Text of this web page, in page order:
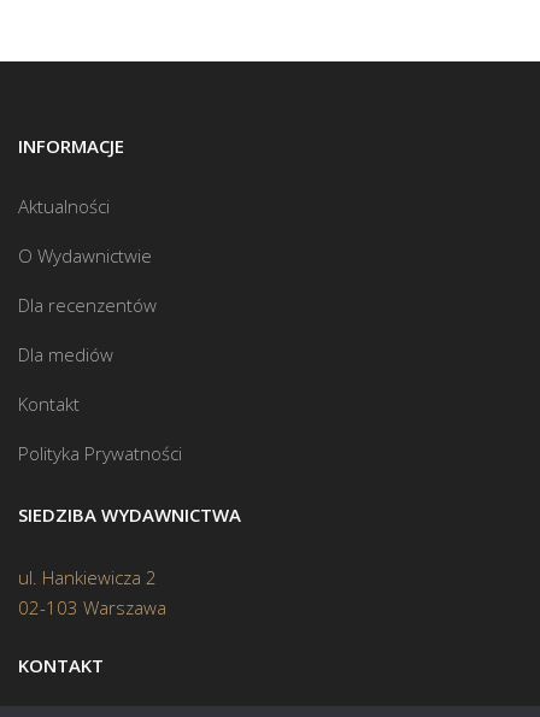
INFORMACJE
Aktualności
O Wydawnictwie
Dla recenzentów
Dla mediów
Kontakt
Polityka Prywatności
SIEDZIBA WYDAWNICTWA
ul. Hankiewicza 2
02-103 Warszawa
KONTAKT